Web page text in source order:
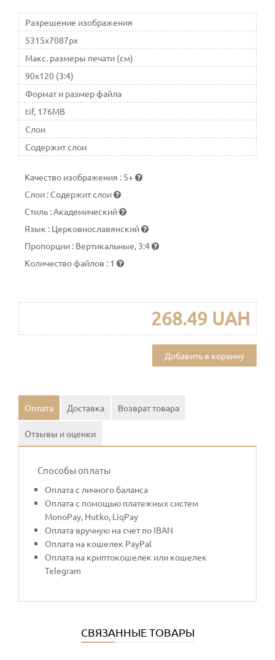
Разрешение изображения
5315x7087px
Макс. размеры печати (см)
90x120 (3:4)
Формат и размер файла
tif, 176MB
Слои
Содержит слои
Качество изображения : 5+
Слои :Содержит слои
Стиль :Академический
Язык : Церковнославянский
Пропорции : Вертикальные, 3:4
Количество файлов : 1
268.49 UAH
Добавить в корзину
Оплата Доставка Возврат товара
Отзывы и оценки
Способы оплаты
Оплата с личного баланса
Оплата с помощью платежных систем
MonoPay, Hutko, LiqPay
Оплата вручную на счет по IBAN
Оплата на кошелек PayPal
Оплата на криптокошелек или кошелек
Telegram
СВЯЗАННЫЕ ТОВАРЫ